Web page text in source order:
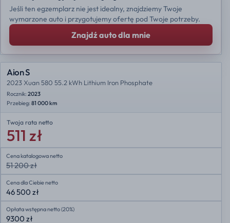
Jeśli ten egzemplarz nie jest idealny, znajdziemy Twoje
wymarzone auto i przygotujemy ofertę pod Twoje potrzeby.
Znajdź auto dla mnie
Aion S
2023 Xuan 580 55.2 kWh Lithium Iron Phosphate
Rocznik: 2023
Przebieg: 81 000 km
Twoja rata netto
511 zł
Cena katalogowa netto
51 200 zł
Cena dla Ciebie netto
46 500 zł
Opłata wstępna netto (20%)
9300 zł